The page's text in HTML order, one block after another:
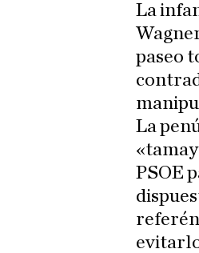
La
paseo
La
PSOE